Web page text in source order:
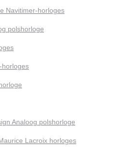
Navitimer-horloges
polshorloge
horloges
Analoog polshorloge
Lacroix horloges